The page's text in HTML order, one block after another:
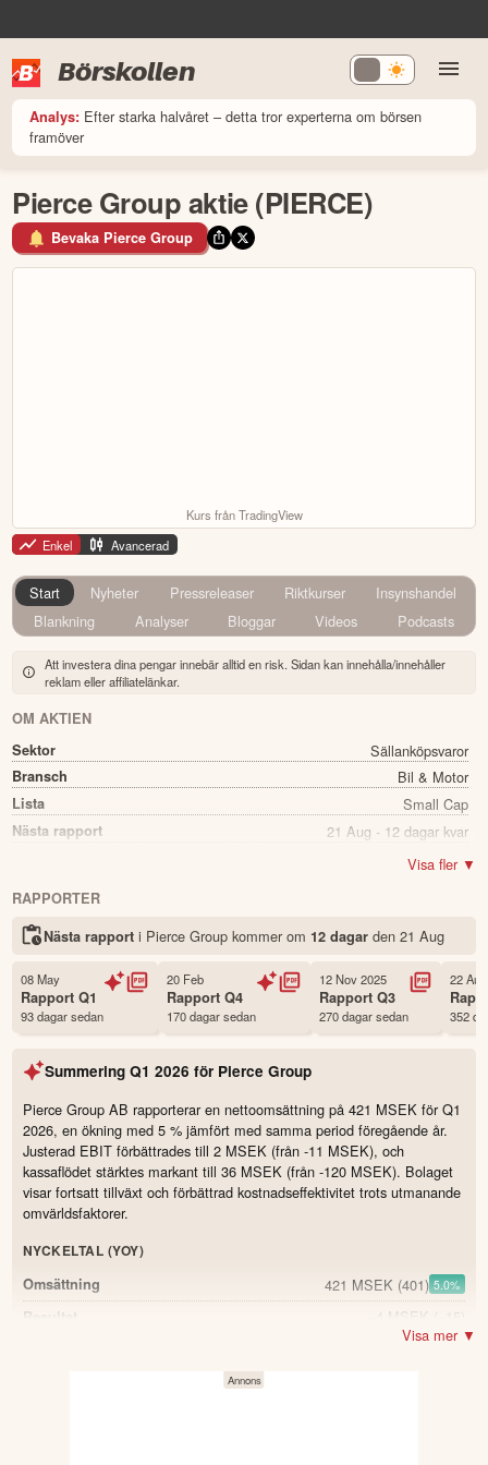
Börskollen
Analys: Efter starka halvåret – detta tror experterna om börsen
framöver
Pierce Group aktie (PIERCE)
Bevaka Pierce Group
Kurs från TradingView
Enkel
Avancerad
Start Nyheter Pressreleaser Riktkurser
Insynshandel
Blankning
Analyser Bloggar Videos Podcasts
Att investera dina pengar innebär alltid en risk. Sidan kan innehålla/innehåller
reklam eller affiliatelänkar.
OM AKTIEN
Sektor
Sällanköpsvaror
Bransch Bil & Motor
Lista Small Cap
Nästa rapport 21 Aug - 12 dagar kvar
Nej
Status Noterad
Sverige
Första handelsdag 25 Mar 2021
Antal ägare Avanza 2,427 st
Källa:Börsdata
Visa fler ▼
RAPPORTER
Nästa rapport i Pierce Group kommer om 12 dagarden 21 Aug
08 May
RapportQ1
93 dagar sedan
20 Feb
RapportQ4
170 dagar sedan
12 Nov 2025
RapportQ3
270 dagar sedan
22
352
Summering Q1 2026 för Pierce Group
Pierce Group AB rapporterar en nettoomsättning på 421 MSEK för Q1
2026, en ökning med 5 % jämfört med samma period föregående år.
Justerad EBIT förbättrades till 2 MSEK (från -11 MSEK), och
kassaflödet stärktes markant till 36 MSEK (från -120 MSEK). Bolaget
visar fortsatt tillväxt och förbättrad kostnadseffektivitet trots utmanande
omvärldsfaktorer.
NYCKELTAL (YOY)
Omsättning
421 MSEK (401) 5.0%
Resultat −4 MSEK (−15)
Visa mer ▼